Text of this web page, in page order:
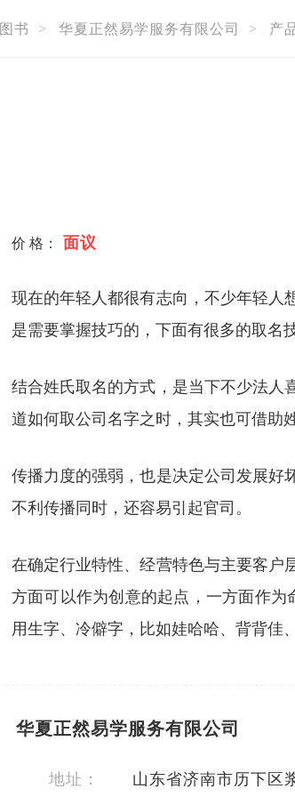
书 > 华夏正然易学服务有限公司 > 产
价 格： 面议
现在的年轻人都很有志向，不少年轻人
是需要掌握技巧的，下面有很多的取名
结合姓氏取名的方式，是当下不少法人
道如何取公司名字之时，其实也可借助
传播力度的强弱，也是决定公司发展好
不利传播同时，还容易引起官司。
在确定行业特性、经营特色与主要客户
方面可以作为创意的起点，一方面作
用生字、冷僻字，比如娃哈哈、背背佳
华夏正然易学服务有限公司
地址： 山东省济南市历下区